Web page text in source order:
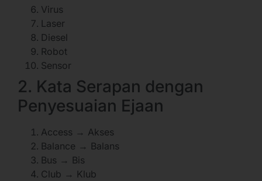
Virus
Laser
Diesel
Robot
Sensor
2. Kata Serapan dengan
Penyesuaian Ejaan
Access → Akses
Balance → Balans
Bus → Bis
Club → Klub